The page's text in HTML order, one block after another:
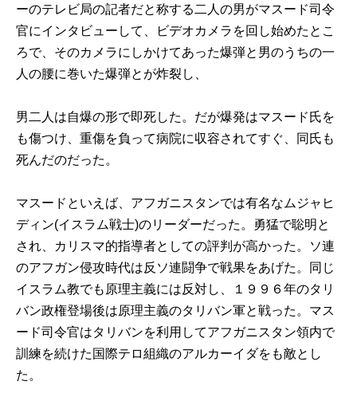
ーのテレビ局の記者だと称する二人の男がマスード司令
官にインタビューして、ビデオカメラを回し始めたとこ
ろで、そのカメラにしかけてあった爆弾と男のうちの一
人の腰に巻いた爆弾とが炸裂し、
男二人は自爆の形で即死した。だが爆発はマスード氏を
も傷つけ、重傷を負って病院に収容されてすぐ、同氏も
死んだのだった。
マスードといえば、アフガニスタンでは有名なムジャヒ
ディン(イスラム戦士)のリーダーだった。勇猛で聡明と
され、カリスマ的指導者としての評判が高かった。ソ連
のアフガン侵攻時代は反ソ連闘争で戦果をあげた。同じ
イスラム教でも原理主義には反対し、１９９６年のタリ
バン政権登場後は原理主義のタリバン軍と戦った。マス
ード司令官はタリバンを利用してアフガニスタン領内で
訓練を続けた国際テロ組織のアルカーイダをも敵とし
た。